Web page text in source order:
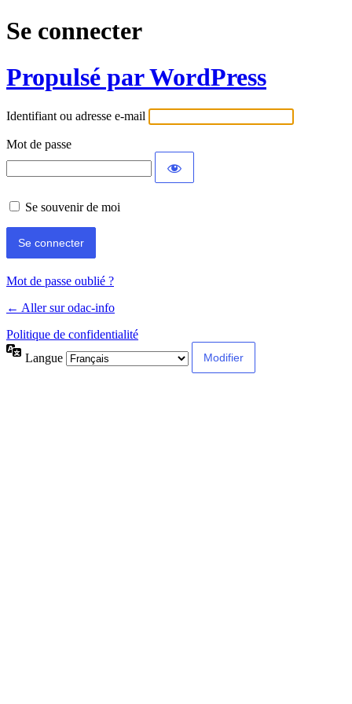
Se connecter
Propulsé par WordPress
Identifiant ou adresse e-mail
Mot de passe
Se souvenir de moi
Mot de passe oublié ?
← Aller sur odac-info
Politique de confidentialité
Langue